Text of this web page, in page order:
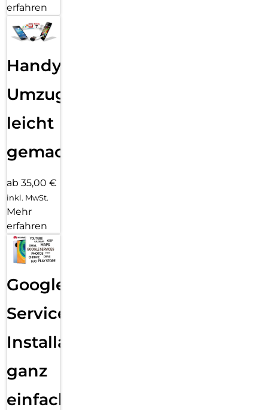
erfahren
Handy
Umzug
leicht
gemacht!
ab 35,00 €
inkl. MwSt.
Mehr
erfahren
Google
Services
Installation
ganz
einfach